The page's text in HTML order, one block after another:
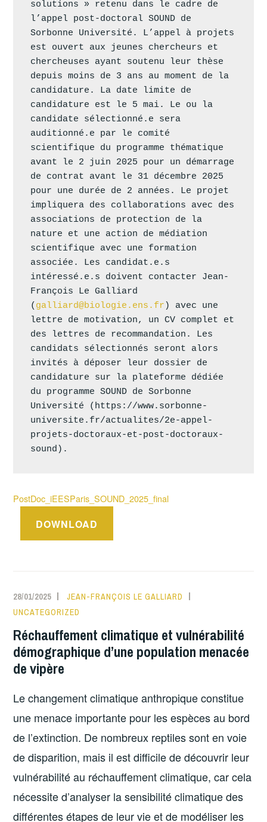
solutions » retenu dans le cadre de
l’appel post-doctoral SOUND de
Sorbonne Université. L’appel à projets
est ouvert aux jeunes chercheurs et
chercheuses ayant soutenu leur thèse
depuis moins de 3 ans au moment de la
candidature. La date limite de
candidature est le 5 mai. Le ou la
candidate sélectionné.e sera
auditionné.e par le comité
scientifique du programme thématique
avant le 2 juin 2025 pour un démarrage
de contrat avant le 31 décembre 2025
pour une durée de 2 années. Le projet
impliquera des collaborations avec des
associations de protection de la
nature et une action de médiation
scientifique avec une formation
associée. Les candidat.e.s
intéressé.e.s doivent contacter Jean-
François Le Galliard
( galliard@biologie.ens.fr ) avec une
lettre de motivation, un CV complet et
des lettres de recommandation. Les
candidats sélectionnés seront alors
invités à déposer leur dossier de
candidature sur la plateforme dédiée
du programme SOUND de Sorbonne
Université (https://www.sorbonne-
universite.fr/actualites/2e-appel-
projets-doctoraux-et-post-doctoraux-
sound).
PostDoc_iEESParis_SOUND_2025_final
DOWNLOAD
28/01/2025
JEAN-FRANÇOIS LE GALLIARD
UNCATEGORIZED
Réchauffement climatique et vulnérabilité
démographique d’une population menacée
de vipère
Le changement climatique anthropique constitue
une menace importante pour les espèces au bord
de l’extinction. De nombreux reptiles sont en voie
de disparition, mais il est difficile de découvrir leur
vulnérabilité au réchauffement climatique, car cela
nécessite d’analyser la sensibilité climatique des
différentes étapes de leur vie et de modéliser les